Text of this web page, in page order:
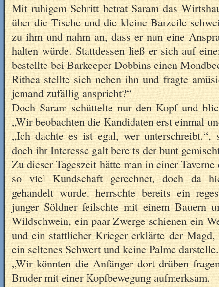
Mit ruhigem Schritt betrat Saram das
über die Tische und die kleine Barzeile
zu ihm und nahm an, dass er nun eine
halten würde. Stattdessen ließ er sich auf
bestellte bei Barkeeper Dobbins einen
Rithea stellte sich neben ihn und fragte
jemand zufällig anspricht?“
Doch Saram schüttelte nur den Kopf und
„Wir beobachten die Kandidaten erst einmal
„Ich dachte es ist egal, wer unterschreibt.“,
doch ihr Interesse galt bereits der bunt
Zu dieser Tageszeit hätte man in einer
so viel Kundschaft gerechnet, doch da
gehandelt wurde, herrschte bereits ein
junger Söldner feilschte mit einem Bauern
Wildschwein, ein paar Zwerge schienen ein
und ein stattlicher Krieger erklärte der Magd,
ein seltenes Schwert und keine Palme darstelle.
„Wir könnten die Anfänger dort drüben
Bruder mit einer Kopfbewegung aufmerksam.